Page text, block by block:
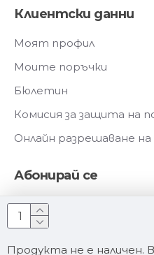
Продукта не е наличен.
Клиентски данни
Моят профил
Моите поръчки
Бюлетин
Комисия за защита на
Онлайн разрешаване на
Абонирай се
Запиши се за нашия
новите ни продукти